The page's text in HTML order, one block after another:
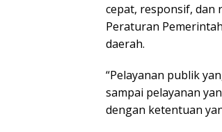
cepat, responsif, dan
Peraturan
daerah.
“Pelayanan publik
sampai pelayanan
dengan ketentuan